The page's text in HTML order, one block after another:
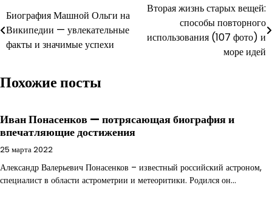
Навигация
по
записям
Биография Машной Ольги на
Википедии — увлекательные
факты и значимые успехи
Вторая жизнь старых вещей:
способы повторного
использования (107 фото) и
море идей
Похожие посты
Иван Понасенков — потрясающая биография и
впечатляющие достижения
25 марта 2022
Александр Валерьевич Понасенков – известный российский астроном,
специалист в области астрометрии и метеоритики. Родился он…